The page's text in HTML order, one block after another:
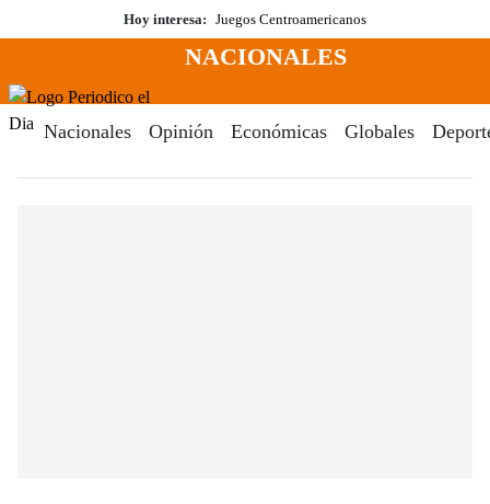
al
Hoy interesa: Juegos Centroamericanos
Menú
NACIONALES
Nacionales Opinión Económicas Globales